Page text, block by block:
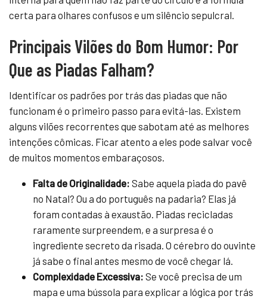
certa para olhares confusos e um silêncio sepulcral.
Principais Vilões do Bom Humor: Por
Que as Piadas Falham?
Identificar os padrões por trás das piadas que não
funcionam é o primeiro passo para evitá-las. Existem
alguns vilões recorrentes que sabotam até as melhores
intenções cômicas. Ficar atento a eles pode salvar você
de muitos momentos embaraçosos.
Falta de Originalidade: Sabe aquela piada do pavê
no Natal? Ou a do português na padaria? Elas já
foram contadas à exaustão. Piadas recicladas
raramente surpreendem, e a surpresa é o
ingrediente secreto da risada. O cérebro do ouvinte
já sabe o final antes mesmo de você chegar lá.
Complexidade Excessiva: Se você precisa de um
mapa e uma bússola para explicar a lógica por trás